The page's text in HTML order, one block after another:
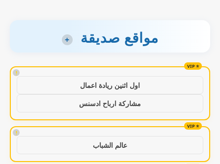
مواقع صديقة +
!
اول اثنين ريادة اعمال
مشاركة ارباح ادسنس
!
عالم الشباب